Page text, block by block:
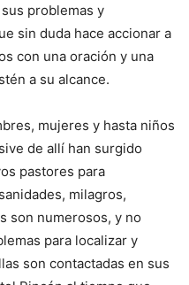
problemas y
sin duda hace accionar a
con una oración y una
a su alcance.
mujeres y hasta niños
de allí han surgido
pastores para
milagros,
son numerosos, y no
para localizar y
son contactadas en sus